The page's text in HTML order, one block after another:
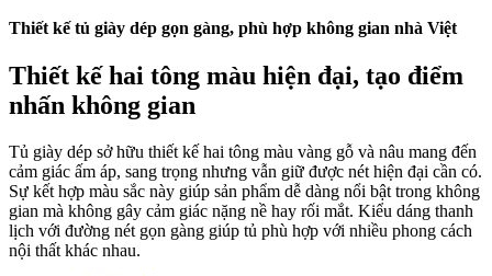
Thiết kế tủ giày dép gọn gàng, phù hợp không gian nhà Việt
Thiết kế hai tông màu hiện đại, tạo điểm
nhấn không gian
Tủ giày dép sở hữu thiết kế hai tông màu vàng gỗ và nâu mang đến
cảm giác ấm áp, sang trọng nhưng vẫn giữ được nét hiện đại cần có.
Sự kết hợp màu sắc này giúp sản phẩm dễ dàng nổi bật trong không
gian mà không gây cảm giác nặng nề hay rối mắt. Kiểu dáng thanh
lịch với đường nét gọn gàng giúp tủ phù hợp với nhiều phong cách
nội thất khác nhau.